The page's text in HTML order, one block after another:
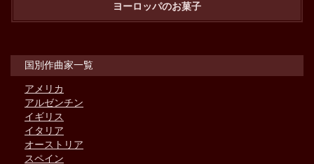
ヨーロッパのお菓子
国別作曲家一覧
アメリカ
アルゼンチン
イギリス
イタリア
オーストリア
スペイン